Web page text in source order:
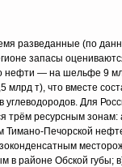
разведанные (по
запасы
нефти — на шельфе 9
млрд т), что вместе
углеводородов. Для
трём ресурсным
Тимано-Печорской
в районе Обской губы;